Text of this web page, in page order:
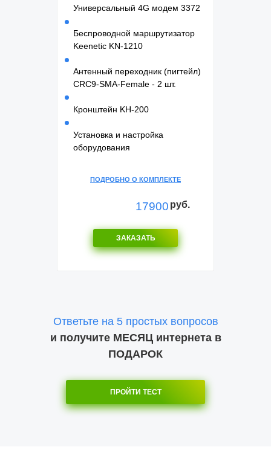
Ответьте на 5 простых вопросов
и получите МЕСЯЦ интернета в
ПОДАРОК
Универсальный 4G модем 3372
Беспроводной маршрутизатор
Keenetic KN-1210
Антенный переходник (пигтейл)
CRC9-SMA-Female - 2 шт.
Кронштейн KH-200
Установка и настройка
оборудования
ПОДРОБНО О КОМПЛЕКТЕ
17900 руб.
ЗАКАЗАТЬ
ПРОЙТИ ТЕСТ